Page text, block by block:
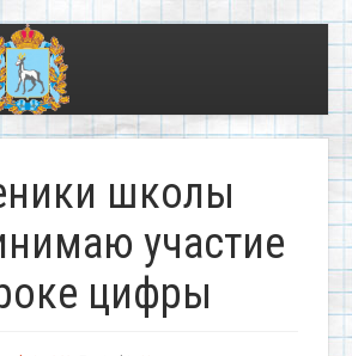
школы
участие
цифры